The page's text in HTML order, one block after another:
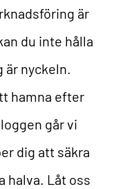
är
du inte hålla
nyckeln.
hamna efter
går vi
dig att säkra
halva. Låt oss